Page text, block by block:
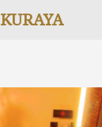
KURAYA